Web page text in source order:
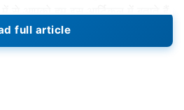
से आपको हम इस आर्टिकल में बताते हैं
5 ऑलराउंडर्स खिलाड़ी जिनको मिल
प्राइज मनी |
full article